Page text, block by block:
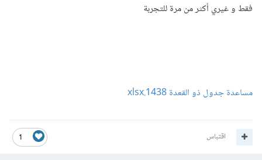
فقط و غيري أكثر من مرة للتجربة
مساعدة جدول ذو القعدة 1438.xlsx
1 اقتباس